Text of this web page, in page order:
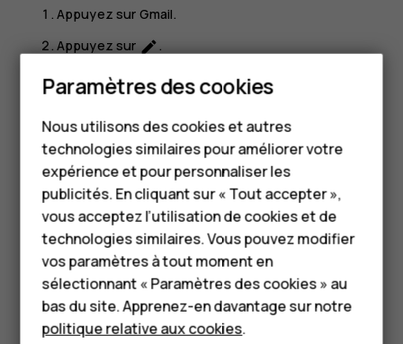
Smartphones
Téléphones classiques
Accessoires
HMD Terra M
Pour les entreprises
Tablettes
Boutique
Appuyez sur Gmail.
Appuyez sur create.
Dans la zone
, saisissez une adresse ou appuyez
surmore_vert >Ajouter à partir des contacts
Saisissez l'objet du message et l'adresse e-mail.
Appuyez sur
Avez-vous trouvé cela utile?
Oui Non
Paramètres des cookies
Nous utilisons des cookies et autres
technologies similaires pour améliorer votre
expérience et pour personnaliser les
publicités. En cliquant sur « Tout accepter »,
vous acceptez l’utilisation de cookies et de
technologies similaires. Vous pouvez modifier
vos paramètres à tout moment en
sélectionnant « Paramètres des cookies » au
bas du site. Apprenez-en davantage sur notre
politique relative aux cookies.